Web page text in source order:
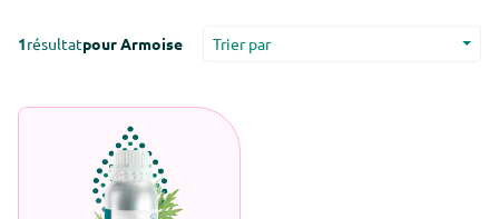
1résultatpourArmoise Trier par